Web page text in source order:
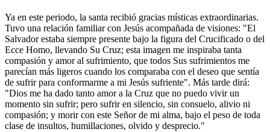
Ya en este periodo, la santa recibió gracias místicas extraordinarias.
Tuvo una relación familiar con Jesús acompañada de visiones: "El
Salvador estaba siempre presente bajo la figura del Crucificado o del
Ecce Homo, llevando Su Cruz; esta imagen me inspiraba tanta
compasión y amor al sufrimiento, que todos Sus sufrimientos me
parecían más ligeros cuando los comparaba con el deseo que sentía
de sufrir para conformarme a mi Jesús sufriente". Más tarde dirá:
"Dios me ha dado tanto amor a la Cruz que no puedo vivir un
momento sin sufrir; pero sufrir en silencio, sin consuelo, alivio ni
compasión; y morir con este Señor de mi alma, bajo el peso de toda
clase de insultos, humillaciones, olvido y desprecio."